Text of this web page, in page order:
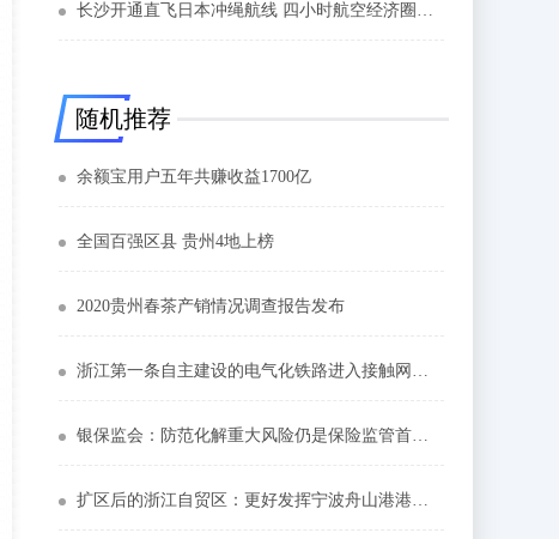
长沙开通直飞日本冲绳航线 四小时航空经济圈持续扩大
随机推荐
余额宝用户五年共赚收益1700亿
全国百强区县 贵州4地上榜
2020贵州春茶产销情况调查报告发布
浙江第一条自主建设的电气化铁路进入接触网挂网架线阶段
银保监会：防范化解重大风险仍是保险监管首要任务
扩区后的浙江自贸区：更好发挥宁波舟山港港口优势